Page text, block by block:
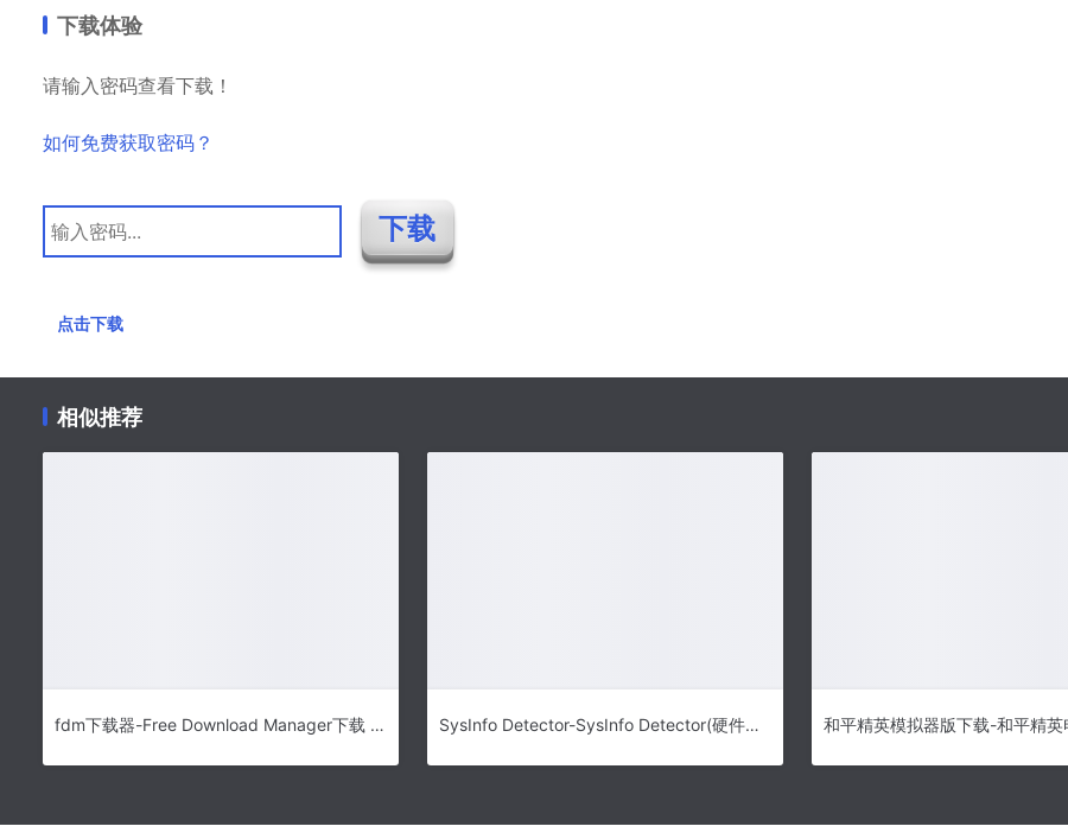
下载体验
请输入密码查看下载！
如何免费获取密码？
点击下载
相似推荐
fdm下载器-Free Download Manager下载 v6.16.0.4468中文版 SysInfo Detector-SysInfo Detector(硬件检测软件)下载 v1.8.4官方版